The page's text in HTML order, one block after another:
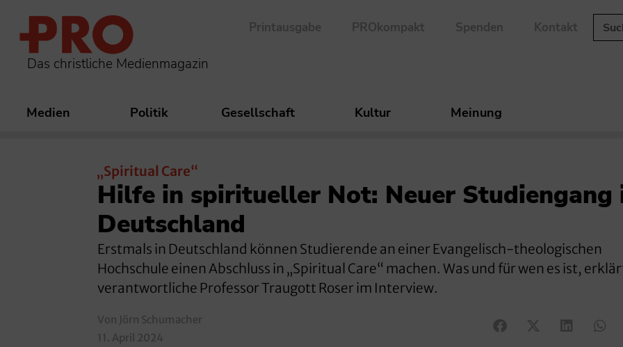
Das christliche Medienmagazin
Printausgabe PROkompakt Spenden Kontakt
Medien Politik Gesellschaft Kultur Meinung
„Spiritual Care“
Hilfe in spiritueller Not: Neuer Studiengang
Deutschland
Erstmals in Deutschland können Studierende an einer Evangelisch-theologischen
Hochschule einen Abschluss in „Spiritual Care“ machen. Was und für wen es ist,
verantwortliche Professor Traugott Roser im Interview.
Von Jörn Schumacher
11. April 2024